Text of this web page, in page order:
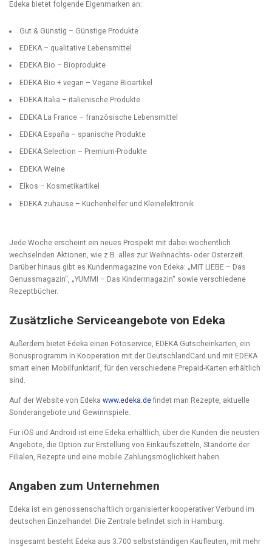
Edeka bietet folgende Eigenmarken an:
Gut & Günstig – Günstige Produkte
EDEKA – qualitative Lebensmittel
EDEKA Bio – Bioprodukte
EDEKA Bio + vegan – Vegane Bioartikel
EDEKA Italia – italienische Produkte
EDEKA La France – französische Lebensmittel
EDEKA España – spanische Produkte
EDEKA Selection – Premium-Produkte
EDEKA Weine
Elkos – Kosmetikartikel
EDEKA zuhause – Küchenhelfer und Kleinelektronik
Jede Woche erscheint ein neues Prospekt mit dabei wöchentlich
wechselnden Aktionen, wie z.B. alles zur Weihnachts- oder Osterzeit.
Darüber hinaus gibt es Kundenmagazine von Edeka: „MIT LIEBE – Das
Genussmagazin“, „YUMMI – Das Kindermagazin“ sowie verschiedene
Rezeptbücher.
Zusätzliche Serviceangebote von Edeka
Außerdem bietet Edeka einen Fotoservice, EDEKA Gutscheinkarten, ein
Bonusprogramm in Kooperation mit der DeutschlandCard und mit EDEKA
smart einen Mobilfunktarif, für den verschiedene Prepaid-Karten erhältlich
sind.
Auf der Website von Edeka www.edeka.de findet man Rezepte, aktuelle
Sonderangebote und Gewinnspiele.
Für iOS und Android ist eine Edeka erhältlich, über die Kunden die neusten
Angebote, die Option zur Erstellung von Einkaufszetteln, Standorte der
Filialen, Rezepte und eine mobile Zahlungsmöglichkeit haben.
Angaben zum Unternehmen
Edeka ist ein genossenschaftlich organisierter kooperativer Verbund im
deutschen Einzelhandel. Die Zentrale befindet sich in Hamburg.
Insgesamt besteht Edeka aus 3.700 selbstständigen Kaufleuten, mit mehr